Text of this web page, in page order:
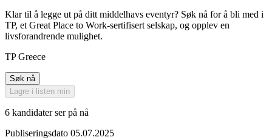
Klar til å legge ut på ditt middelhavs eventyr? Søk nå for å bli med i
TP, et Great Place to Work-sertifisert selskap, og opplev en
livsforandrende mulighet.
TP Greece
Søk nå
Lagre i listen min
6 kandidater ser på nå
Publiseringsdato 05.07.2025